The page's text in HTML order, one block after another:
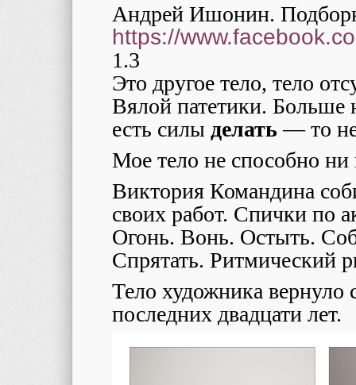
Андрей Ишонин.
https://
1.3
Это другое тело, тело
Вялой патетики. Больше
есть силы делать — то не
Мое тело не способно
Виктория Командина
своих работ. Спички по
Огонь. Вонь. Остыть.
Спрятать. Ритмический
Тело художника вернуло
последних двадцати лет.